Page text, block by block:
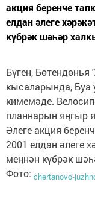
акция беренче
елдан әлеге
күбрәк шәһәр
Бүген, Бөтендөнья
кысаларында,
кимемәде.
планнарын яңгыр
Әлеге акция
2001 елдан әлеге
меңнән күбрәк
Фото: chertanovo-